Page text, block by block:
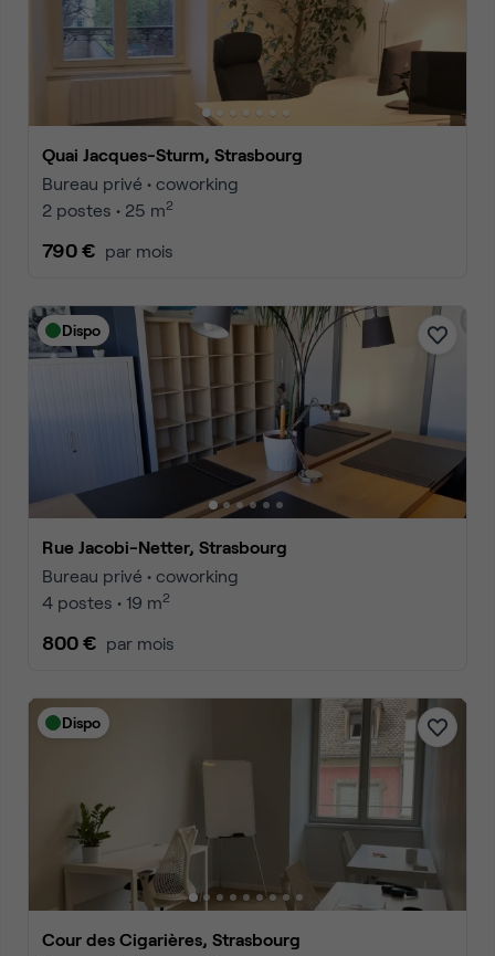
Quai Jacques-Sturm, Strasbourg
Bureau privé • coworking
2 postes • 25 m2
790 € par mois
Dispo
Rue Jacobi-Netter, Strasbourg
Bureau privé • coworking
4 postes • 19 m2
800 € par mois
Dispo
Cour des Cigarières, Strasbourg